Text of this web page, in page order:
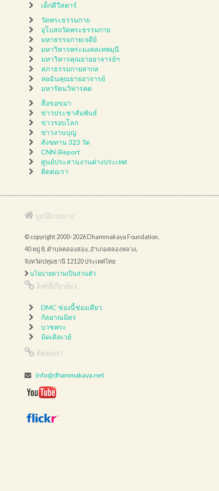
เด็กดีวีสตาร์
วัดพระธรรมกาย
อุโบสถวัดพระธรรมกาย
มหาธรรมกายเจดีย์
มหาวิหารพระมงคลเทพมุนี
มหาวิหารคุณยายอาจารย์ฯ
สภาธรรมกายสากล
หอฉันคุณยายอาจารย์
มหารัตนวิหารคด
สื่อขอขมา
ข่าวประชาสัมพันธ์
ข่าวรอบโลก
ข่าวงานบุญ
สังฆทาน 323 วัด
CNN iReport
ศูนย์ประสานงานต่างประเทศ
ติดต่อเรา
มูลนิธิธรรมกาย
© copyright 2000-2026 Dhammakaya Foundation.
40 หมู่ 8, ตำบลคลองสอง, อำเภอคลองหลวง,
จังหวัดปทุมธานี 12120 ประเทศไทย
นโยบายความเป็นส่วนตัว
ลิงค์ที่เกี่ยวข้อง
DMC ช่องนี้ช่องเดียว
กัลยาณมิตร
บวชพระ
มิดเดิลเวย์
ติดต่อเรา
info@dhammakaya.net